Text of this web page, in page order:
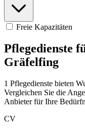
Freie Kapazitäten
Pflegedienste
Gräfelfing
1 Pflegedienste bieten
Vergleichen Sie die
Anbieter für Ihre
CV